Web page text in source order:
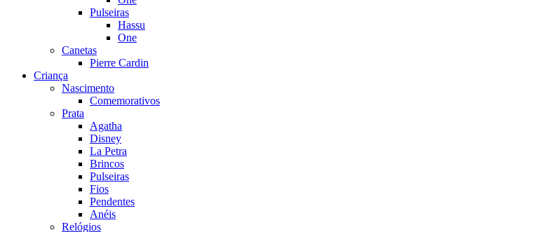
Pulseiras
Hassu
One
Canetas
Pierre Cardin
Criança
Nascimento
Comemorativos
Prata
Agatha
Disney
La Petra
Brincos
Pulseiras
Fios
Pendentes
Anéis
Relógios